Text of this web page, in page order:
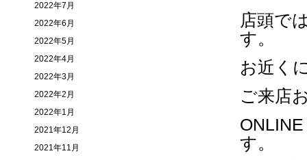
店頭で
す。
お近く
ご来店
す。
2022年7月
2022年6月
2022年5月
2022年4月
2022年3月
2022年2月
2022年1月
2021年12月
2021年11月